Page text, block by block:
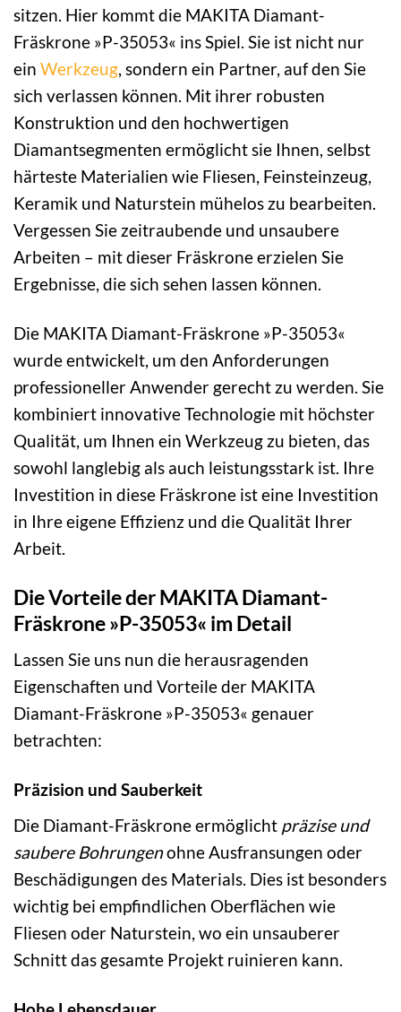
sitzen. Hier kommt die MAKITA Diamant-
Fräskrone »P-35053« ins Spiel. Sie ist nicht nur
ein Werkzeug, sondern ein Partner, auf den Sie
sich verlassen können. Mit ihrer robusten
Konstruktion und den hochwertigen
Diamantsegmenten ermöglicht sie Ihnen, selbst
härteste Materialien wie Fliesen, Feinsteinzeug,
Keramik und Naturstein mühelos zu bearbeiten.
Vergessen Sie zeitraubende und unsaubere
Arbeiten – mit dieser Fräskrone erzielen Sie
Ergebnisse, die sich sehen lassen können.
Die MAKITA Diamant-Fräskrone »P-35053«
wurde entwickelt, um den Anforderungen
professioneller Anwender gerecht zu werden. Sie
kombiniert innovative Technologie mit höchster
Qualität, um Ihnen ein Werkzeug zu bieten, das
sowohl langlebig als auch leistungsstark ist. Ihre
Investition in diese Fräskrone ist eine Investition
in Ihre eigene Effizienz und die Qualität Ihrer
Arbeit.
Die Vorteile der MAKITA Diamant-
Fräskrone »P-35053« im Detail
Lassen Sie uns nun die herausragenden
Eigenschaften und Vorteile der MAKITA
Diamant-Fräskrone »P-35053« genauer
betrachten:
Präzision und Sauberkeit
Die Diamant-Fräskrone ermöglicht präzise und
saubere Bohrungenohne Ausfransungen oder
Beschädigungen des Materials. Dies ist besonders
wichtig bei empfindlichen Oberflächen wie
Fliesen oder Naturstein, wo ein unsauberer
Schnitt das gesamte Projekt ruinieren kann.